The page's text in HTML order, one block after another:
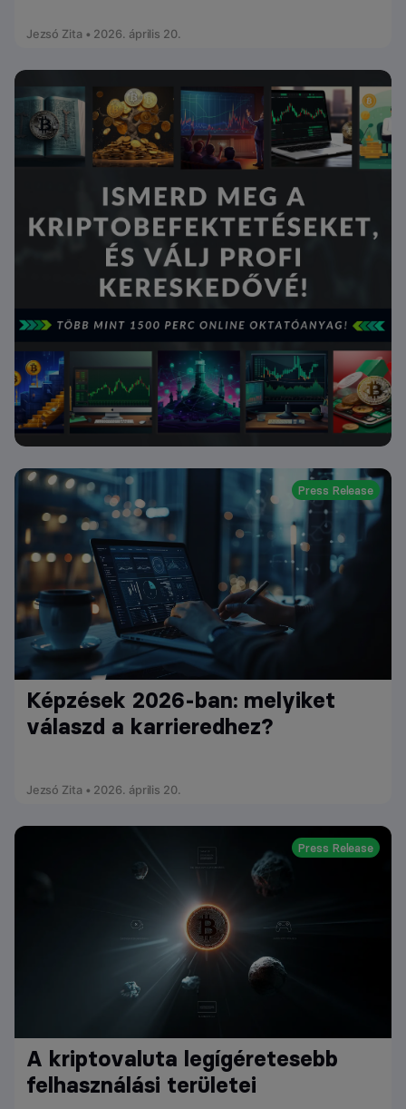
Jezsó Zita • 2026. április 20.
Press Release
Képzések 2026-ban: melyiket
válaszd a karrieredhez?
Jezsó Zita • 2026. április 20.
Press Release
A kriptovaluta legígéretesebb
felhasználási területei